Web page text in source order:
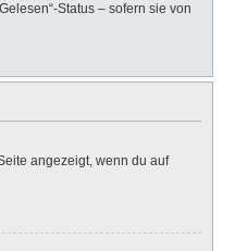
Status – sofern sie von
angezeigt, wenn du auf